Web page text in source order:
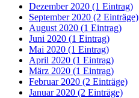
Dezember 2020 (1 Eintrag)
September 2020 (2 Einträge)
August 2020 (1 Eintrag)
Juni 2020 (1 Eintrag)
Mai 2020 (1 Eintrag)
April 2020 (1 Eintrag)
März 2020 (1 Eintrag)
Februar 2020 (2 Einträge)
Januar 2020 (2 Einträge)